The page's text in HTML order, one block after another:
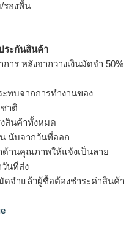
รองพื้น
ระกันสินค้า
าร หลังจากวางเงินมัดจำ 50%
ะทบจากการทำงานของ
าติ
งสินค้าทั้งหมด
นับจากวันที่ออก
านคุณภาพให้แจ้งเป็นลาย
นที่ส่ง
จำแล้วผู้ซื้อต้องชำระค่าสินค้า